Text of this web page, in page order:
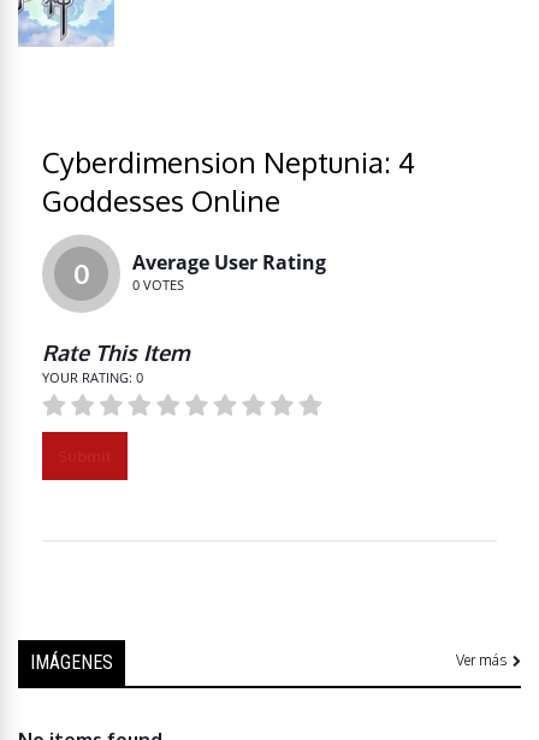
Cyberdimension Neptunia: 4
Goddesses Online
0 Average User Rating
0 VOTES
Rate This Item
YOUR RATING: 0
IMÁGENES Ver más